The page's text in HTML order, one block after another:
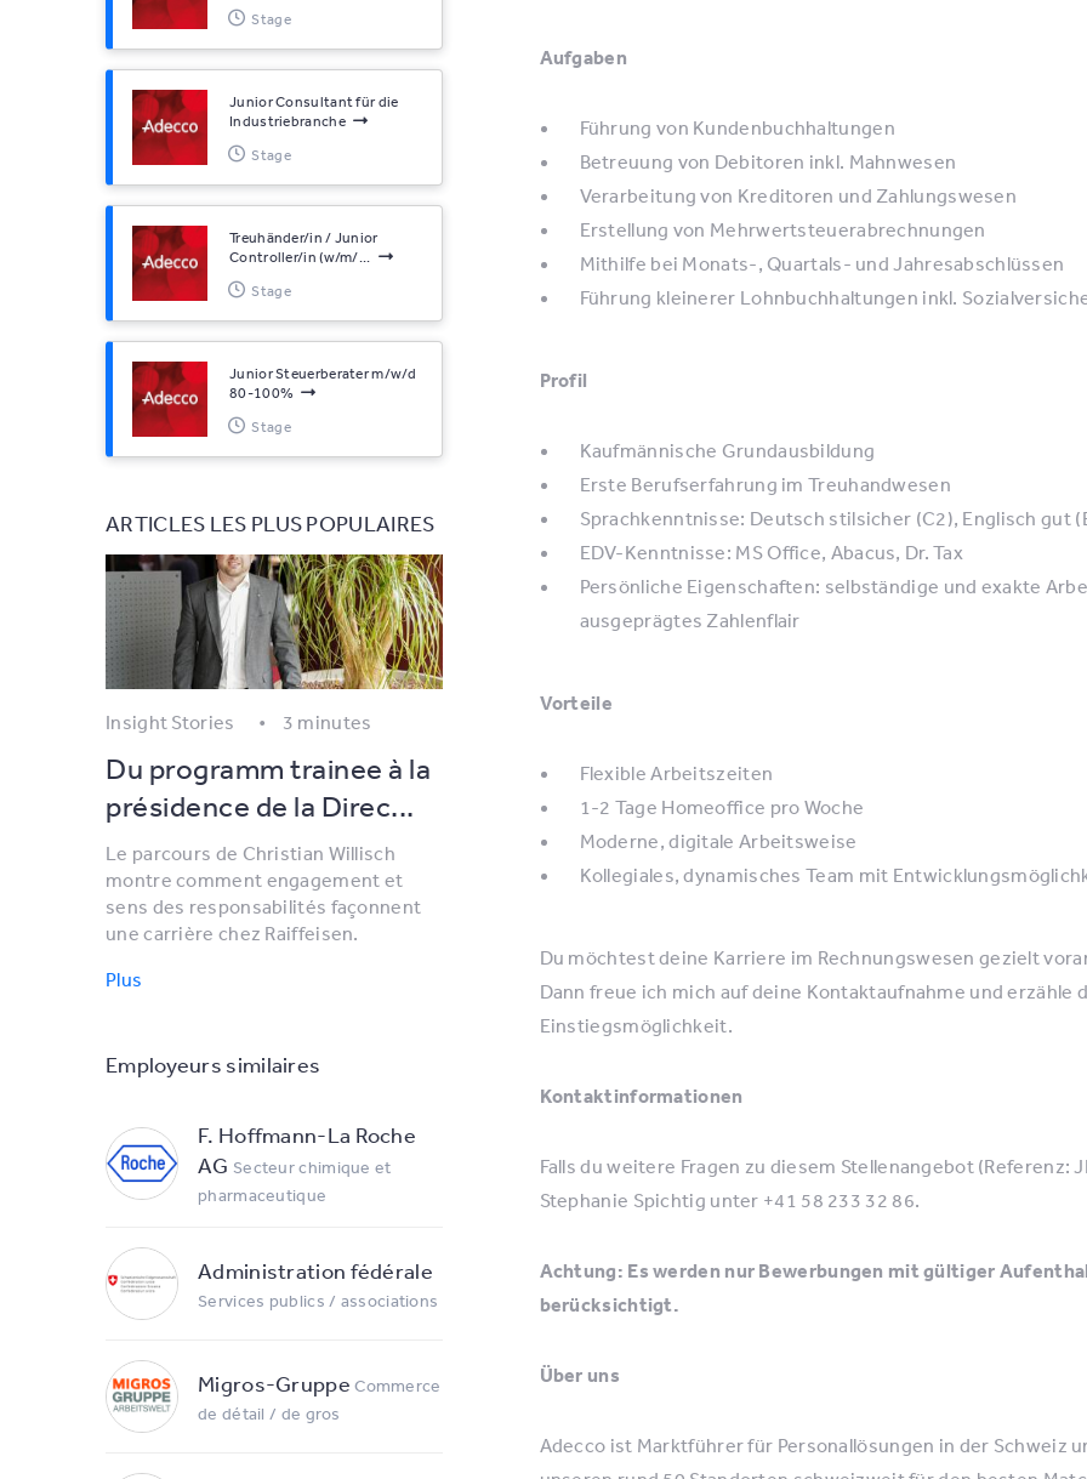
Stage
Junior Consultant für die
Industriebranche
Stage
Treuhänder/in / Junior
Controller/in (w/m/...
Stage
Junior Steuerberater m/w/d
80-100%
Stage
ARTICLES LES PLUS POPULAIRES
Insight Stories 3 minutes
Du programm trainee à la
présidence de la Direc...
Le parcours de Christian Willisch
montre comment engagement et
sens des responsabilités façonnent
une carrière chez Raiffeisen.
Plus
Employeurs similaires
F. Hoffmann-La Roche
AG Secteur chimique et
pharmaceutique
Administration fédérale
Services publics / associations
Migros-Gruppe Commerce
de détail / de gros
Aufgaben
Führung von Kundenbuchhaltungen
Betreuung von Debitoren inkl. Mahnwesen
Verarbeitung von Kreditoren und Zahlungswesen
Erstellung von Mehrwertsteuerabrechnungen
Mithilfe bei Monats-, Quartals- und Jahresabschlüssen
Führung kleinerer Lohnbuchhaltungen inkl.
Profil
Kaufmännische Grundausbildung
Erste Berufserfahrung im Treuhandwesen
Sprachkenntnisse: Deutsch stilsicher (C2), Englisch gut
EDV-Kenntnisse: MS Office, Abacus, Dr. Tax
Persönliche Eigenschaften: selbständige und exakte
ausgeprägtes Zahlenflair
Vorteile
Flexible Arbeitszeiten
1-2 Tage Homeoffice pro Woche
Moderne, digitale Arbeitsweise
Kollegiales, dynamisches Team mit
Du möchtest deine Karriere im Rechnungswesen gezielt
Dann freue ich mich auf deine Kontaktaufnahme und erzähle
Einstiegsmöglichkeit.
Kontaktinformationen
Falls du weitere Fragen zu diesem Stellenangebot
Stephanie Spichtig unter +41 58 233 32 86.
Achtung: Es werden nur Bewerbungen mit gültiger
berücksichtigt.
Über uns
Adecco ist Marktführer für Personallösungen in der Schweiz